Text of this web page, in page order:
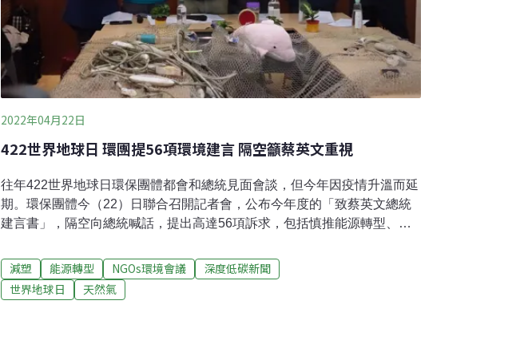
2022年04月22日
422世界地球日 環團提56項環境建言 隔空籲蔡英文重視
往年422世界地球日環保團體都會和總統見面會談，但今年因疫情升溫而延
期。環保團體今（22）日聯合召開記者會，公布今年度的「致蔡英文總統
建言書」，隔空向總統喊話，提出高達56項訴求，包括慎推能源轉型、管
刻不容緩。19年來數量最多 今年地球日環境建言共56案 自2004年環保團
體在地球日舉辦「全國NGOs環境會議」後，每年地球日總統都會以各種形
式接見環保團體，聽取建言，但今年受疫情影響，雙方會談日程延期。台
減塑 能源轉型 NGOs環境會議
深度低碳新聞
世界地球日
天然氣